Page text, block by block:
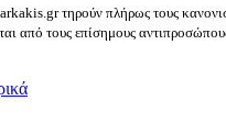
τηρούν πλήρως τους
από τους επίσημους